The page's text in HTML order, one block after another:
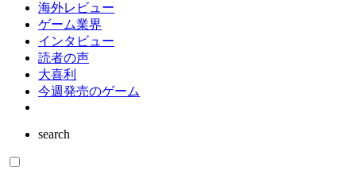
海外レビュー
ゲーム業界
インタビュー
読者の声
大喜利
今週発売のゲーム
search